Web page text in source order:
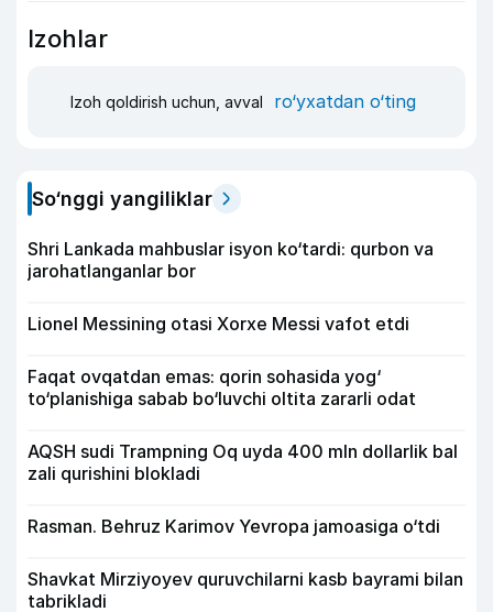
Izohlar
Izoh qoldirish uchun, avval ro‘yxatdan o‘ting
So‘nggi yangiliklar
Shri Lankada mahbuslar isyon ko‘tardi: qurbon va
jarohatlanganlar bor
Lionel Messining otasi Xorxe Messi vafot etdi
Faqat ovqatdan emas: qorin sohasida yog‘
to‘planishiga sabab bo‘luvchi oltita zararli odat
AQSH sudi Trampning Oq uyda 400 mln dollarlik bal
zali qurishini blokladi
Rasman. Behruz Karimov Yevropa jamoasiga o‘tdi
Shavkat Mirziyoyev quruvchilarni kasb bayrami bilan
tabrikladi